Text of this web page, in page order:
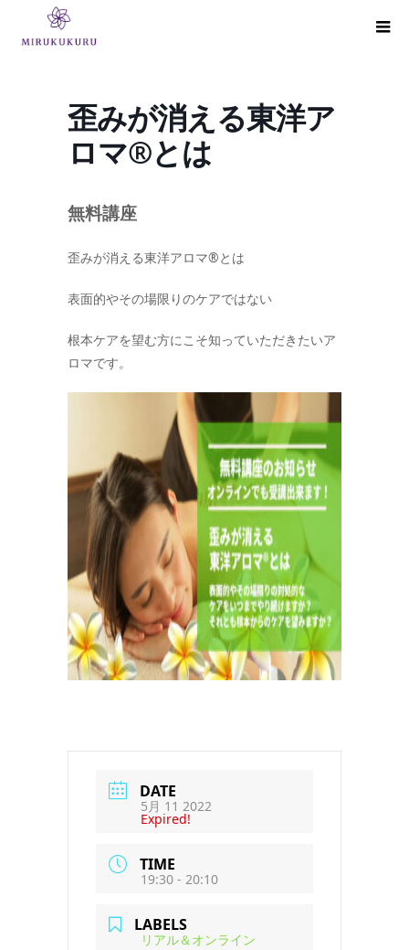
歪みが消える東洋ア
ロマ®とは
無料講座
歪みが消える東洋アロマ®とは
表面的やその場限りのケアではない
根本ケアを望む方にこそ知っていただきたいア
ロマです。
DATE
5月 11 2022
Expired!
TIME
19:30 - 20:10
LABELS
リアル＆オンライン